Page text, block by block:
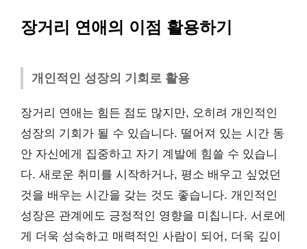
장거리 연애의 이점 활용하기
개인적인 성장의 기회로 활용
장거리 연애는 힘든 점도 많지만, 오히려 개인적인
성장의 기회가 될 수 있습니다. 떨어져 있는 시간 동
안 자신에게 집중하고 자기 계발에 힘쓸 수 있습니
다. 새로운 취미를 시작하거나, 평소 배우고 싶었던
것을 배우는 시간을 갖는 것도 좋습니다. 개인적인
성장은 관계에도 긍정적인 영향을 미칩니다. 서로에
게 더욱 성숙하고 매력적인 사람이 되어, 더욱 깊이